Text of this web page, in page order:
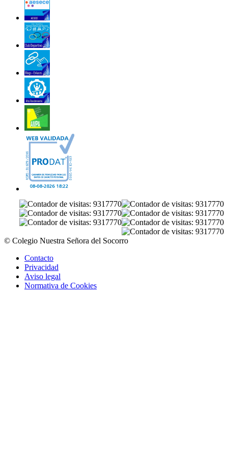
© Colegio Nuestra Señora del Socorro
Contacto
Privacidad
Aviso legal
Normativa de Cookies